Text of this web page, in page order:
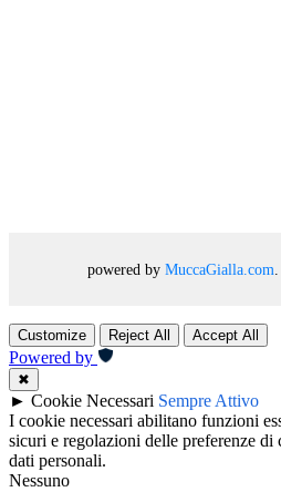
powered by MuccaGialla.com
Customize Reject All Accept All
Powered by
✖
► Cookie Necessari Sempre Attivo
I cookie necessari abilitano funzioni
sicuri e regolazioni delle preferenze di
dati personali.
Nessuno